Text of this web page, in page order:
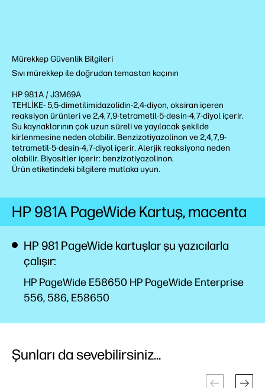
Mürekkep Güvenlik Bilgileri
Sıvı mürekkep ile doğrudan temastan kaçının
HP 981A / J3M69A
TEHLİKE- 5,5-dimetilimidazolidin-2,4-diyon, oksiran içeren
reaksiyon ürünleri ve 2,4,7,9-tetrametil-5-desin-4,7-diyol içerir.
Su kaynaklarının çok uzun süreli ve yayılacak şekilde
kirlenmesine neden olabilir. Benzizotiyazolinon ve 2,4,7,9-
tetrametil-5-desin-4,7-diyol içerir. Alerjik reaksiyona neden
olabilir. Biyositler içerir: benzizotiyazolinon.
Ürün etiketindeki bilgilere mutlaka uyun.
HP 981A PageWide Kartuş, macenta
HP 981 PageWide kartuşlar şu yazıcılarla
çalışır:
HP PageWide E58650 HP PageWide Enterprise
556, 586, E58650
Şunları da sevebilirsiniz...